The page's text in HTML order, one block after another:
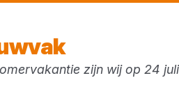
zijn wij op 24